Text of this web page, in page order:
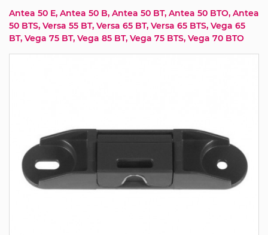
Antea 50 E, Antea 50 B, Antea 50 BT, Antea 50 BTO, Antea
50 BTS, Versa 55 BT, Versa 65 BT, Versa 65 BTS, Vega 65
BT, Vega 75 BT, Vega 85 BT, Vega 75 BTS, Vega 70 BTO